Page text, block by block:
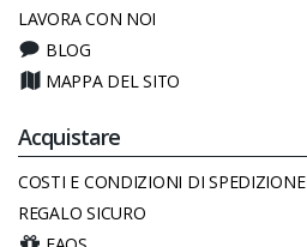
LAVORA CON NOI
BLOG
MAPPA DEL SITO
Acquistare
COSTI E CONDIZIONI DI SPEDIZIONE
REGALO SICURO